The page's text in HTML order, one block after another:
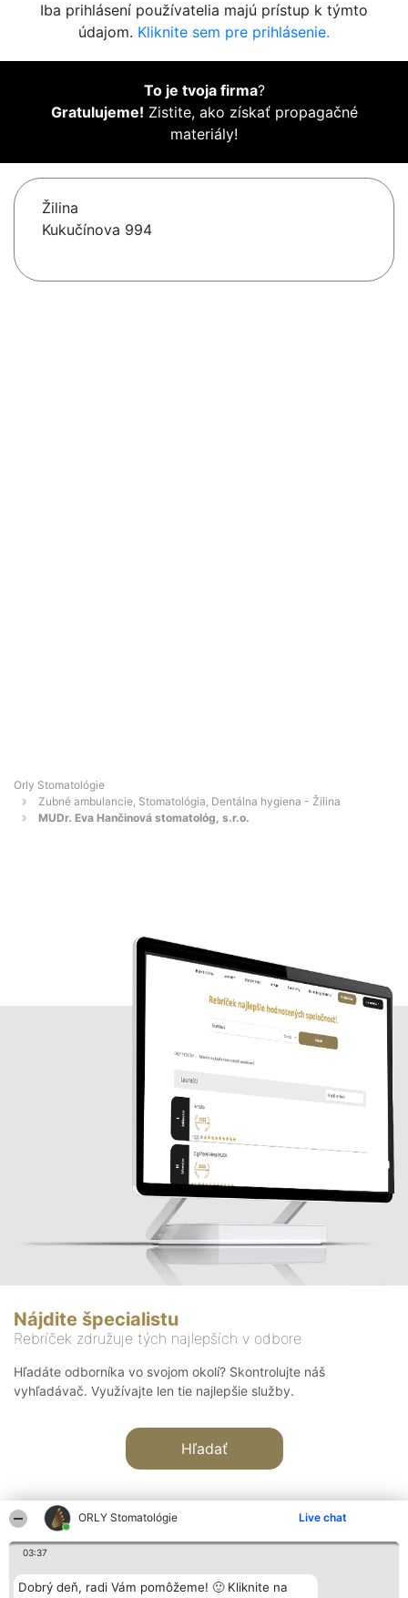
ORLY Stomatológie Live chat
03:37
Dobrý deň, radi Vám pomôžeme! 🙂 Kliknite na
Iba prihlásení používatelia majú prístup k týmto
údajom. Kliknite sem pre prihlásenie.
To je tvoja firma?
Gratulujeme! Zistite, ako získať propagačné
materiály!
Žilina
Kukučínova 994
Orly Stomatológie
Zubné ambulancie, Stomatológia, Dentálna hygiena - Žilina
MUDr. Eva Hančinová stomatológ, s.r.o.
Nájdite špecialistu
Rebríček združuje tých najlepších v odbore
Hľadáte odborníka vo svojom okolí? Skontrolujte náš
vyhľadávač. Využívajte len tie najlepšie služby.
Hľadať
Organizátor hodnotenia
Bright Side Solutions sp. z o.
Hodnotenie
Laureáti
Kontakt
Kontakt